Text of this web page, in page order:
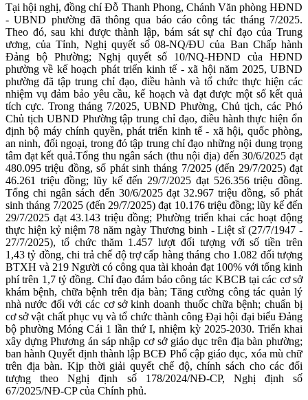
Tại hội nghị, đồng chí Đỗ Thanh Phong, Chánh Văn phòng HĐND
- UBND phường đã thông qua báo cáo công tác tháng 7/2025.
Theo đó, sau khi được thành lập, bám sát sự chỉ đạo của Trung
ương, của Tỉnh, Nghị quyết số 08-NQ/ĐU của Ban Chấp hành
Đảng bộ Phường; Nghị quyết số 10/NQ-HĐND của HĐND
phường về kế hoạch phát triển kinh tế - xã hội năm 2025, UBND
phường đã tập trung chỉ đạo, điều hành và tổ chức thực hiện các
nhiệm vụ đảm bảo yêu cầu, kế hoạch và đạt được một số kết quả
tích cực. Trong tháng 7/2025, UBND Phường, Chủ tịch, các Phó
Chủ tịch UBND Phường tập trung chỉ đạo, điều hành thực hiện ổn
định bộ máy chính quyền, phát triển kinh tế - xã hội, quốc phòng,
an ninh, đối ngoại, trong đó tập trung chỉ đạo những nội dung trọng
tâm đạt kết quả.Tổng thu ngân sách (thu nội địa) đến 30/6/2025 đạt
480.095 triệu đồng, số phát sinh tháng 7/2025 (đến 29/7/2025) đạt
46.261 triệu đồng; lũy kế đến 29/7/2025 đạt 526.356 triệu đồng.
Tổng chi ngân sách đến 30/6/2025 đạt 32.967 triệu đồng, số phát
sinh tháng 7/2025 (đến 29/7/2025) đạt 10.176 triệu đồng; lũy kế đến
29/7/2025 đạt 43.143 triệu đồng; Phường triển khai các hoạt động
thực hiện kỷ niệm 78 năm ngày Thương binh - Liệt sĩ (27/7/1947 -
27/7/2025), tổ chức thăm 1.457 lượt đối tượng với số tiền trên
1,43 tỷ đồng, chi trả chế độ trợ cấp hàng tháng cho 1.082 đối tượng
BTXH và 219 Người có công qua tài khoản đạt 100% với tổng kinh
phí trên 1,7 tỷ đồng. Chỉ đạo đảm bảo công tác KBCB tại các cơ sở
khám bệnh, chữa bệnh trên địa bàn; Tăng cường công tác quản lý
nhà nước đối với các cơ sở kinh doanh thuốc chữa bệnh; chuẩn bị
cơ sở vật chất phục vụ và tổ chức thành công Đại hội đại biểu Đảng
bộ phường Móng Cái 1 lần thứ I, nhiệm kỳ 2025-2030. Triển khai
xây dựng Phương án sáp nhập cơ sở giáo dục trên địa bàn phường;
ban hành Quyết định thành lập BCĐ Phổ cập giáo dục, xóa mù chữ
trên địa bàn. Kịp thời giải quyết chế độ, chính sách cho các đối
tượng theo Nghị định số 178/2024/NĐ-CP, Nghị định số
67/2025/NĐ-CP của Chính phủ.